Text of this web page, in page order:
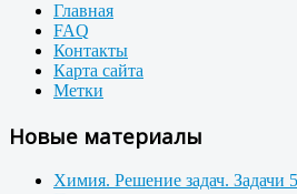
Главная
FAQ
Контакты
Карта сайта
Метки
Новые материалы
Химия. Решение задач. Задачи